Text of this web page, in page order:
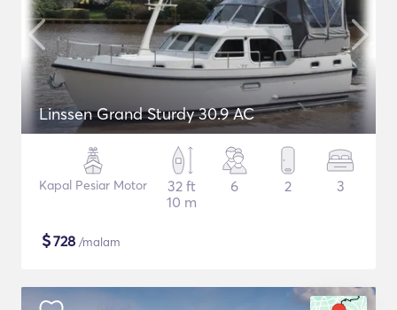
Linssen Grand Sturdy 30.9 AC
Kapal Pesiar Motor
32 ft
10 m
6 2 3
$728 /malam